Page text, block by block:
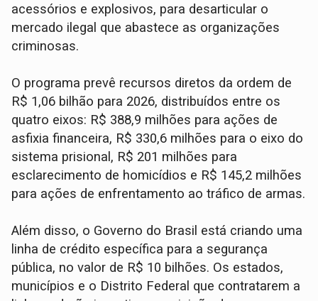
acessórios e explosivos, para desarticular o
mercado ilegal que abastece as organizações
criminosas.
O programa prevê recursos diretos da ordem de
R$ 1,06 bilhão para 2026, distribuídos entre os
quatro eixos: R$ 388,9 milhões para ações de
asfixia financeira, R$ 330,6 milhões para o eixo do
sistema prisional, R$ 201 milhões para
esclarecimento de homicídios e R$ 145,2 milhões
para ações de enfrentamento ao tráfico de armas.
Além disso, o Governo do Brasil está criando uma
linha de crédito específica para a segurança
pública, no valor de R$ 10 bilhões. Os estados,
municípios e o Distrito Federal que contratarem a